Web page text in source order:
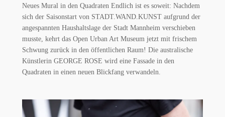
Neues Mural in den Quadraten Endlich ist es soweit: Nachdem
sich der Saisonstart von STADT.WAND.KUNST aufgrund der
angespannten Haushaltslage der Stadt Mannheim verschieben
musste, kehrt das Open Urban Art Museum jetzt mit frischem
Schwung zurück in den öffentlichen Raum! Die australische
Künstlerin GEORGE ROSE wird eine Fassade in den
Quadraten in einen neuen Blickfang verwandeln.